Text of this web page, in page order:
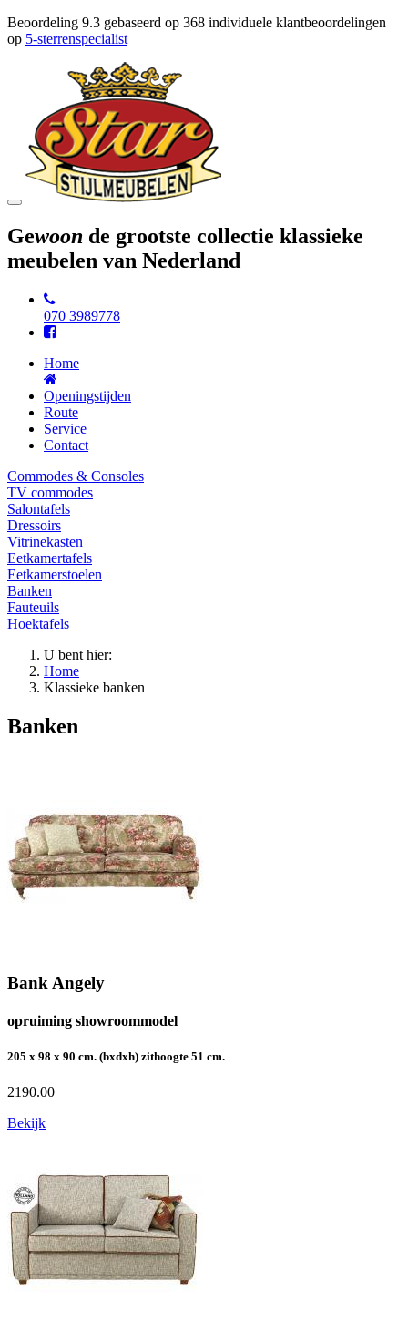
Beoordeling 9.3 gebaseerd op 368 individuele klantbeoordelingen
op 5-sterrenspecialist
Toggle
Gewoon de grootste collectie klassieke
meubelen van Nederland
070 3989778
Home
Openingstijden
Route
Service
Contact
Commodes & Consoles
TV commodes
Salontafels
Dressoirs
Vitrinekasten
Eetkamertafels
Eetkamerstoelen
Banken
Fauteuils
Hoektafels
U bent hier:
Home
Klassieke banken
Banken
Bank Angely
opruiming showroommodel
205 x 98 x 90 cm. (bxdxh) zithoogte 51 cm.
2190.00
Bekijk